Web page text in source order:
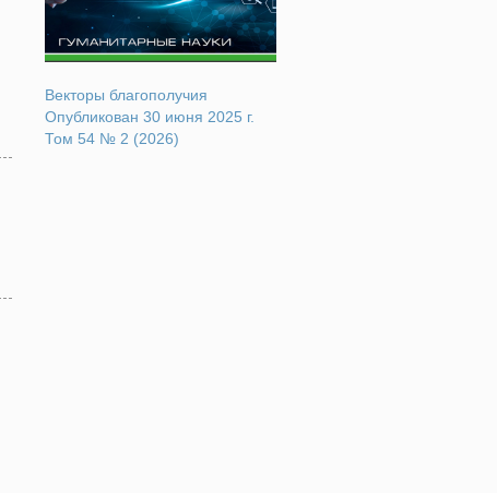
Векторы благополучия
Опубликован 30 июня 2025 г.
Том 54 № 2 (2026)